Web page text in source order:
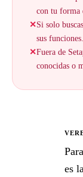
con tu forma
✕Si solo
sus funciones.
✕Fuera de
conocidas o
es